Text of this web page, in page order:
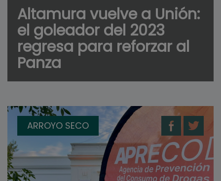
Altamura vuelve a Unión:
el goleador del 2023
regresa para reforzar al
Panza
ARROYO SECO